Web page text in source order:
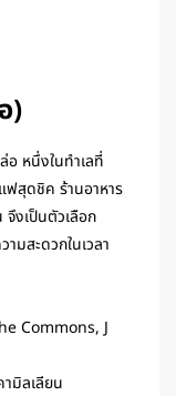
)
อ หนึ่งในทำเลที่
ฟสุดชิค ร้านอาหาร
งเป็นตัวเลือก
มสะดวกในเวลา
Commons, J
ามิลเลียน